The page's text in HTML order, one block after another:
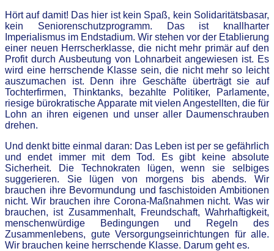
Hört auf damit! Das hier ist kein Spaß, kein Solidaritätsbasar,
kein Seniorenschutzprogramm. Das ist knallharter
Imperialismus im Endstadium. Wir stehen vor der Etablierung
einer neuen Herrscherklasse, die nicht mehr primär auf den
Profit durch Ausbeutung von Lohnarbeit angewiesen ist. Es
wird eine herrschende Klasse sein, die nicht mehr so leicht
auszumachen ist. Denn ihre Geschäfte überträgt sie auf
Tochterfirmen, Thinktanks, bezahlte Politiker, Parlamente,
riesige bürokratische Apparate mit vielen Angestellten, die für
Lohn an ihren eigenen und unser aller Daumenschrauben
drehen.
Und denkt bitte einmal daran: Das Leben ist per se gefährlich
und endet immer mit dem Tod. Es gibt keine absolute
Sicherheit. Die Technokraten lügen, wenn sie selbiges
suggerieren. Sie lügen von morgens bis abends. Wir
brauchen ihre Bevormundung und faschistoiden Ambitionen
nicht. Wir brauchen ihre Corona-Maßnahmen nicht. Was wir
brauchen, ist Zusammenhalt, Freundschaft, Wahrhaftigkeit,
menschenwürdige Bedingungen und Regeln des
Zusammenlebens, gute Versorgungseinrichtungen für alle.
Wir brauchen keine herrschende Klasse. Darum geht es.